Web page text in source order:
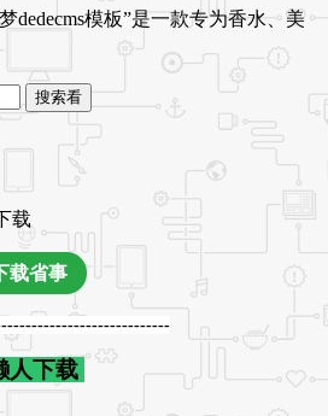
dedecms模板”是一款专为香水、美
搜索看
载
载省事
人下载